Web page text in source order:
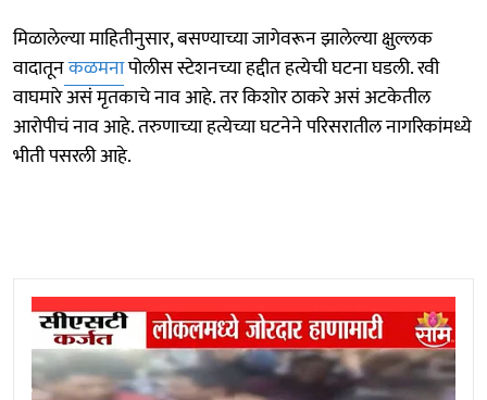
मिळालेल्या माहितीनुसार, बसण्याच्या जागेवरून झालेल्या क्षुल्लक
वादातूनकळमनापोलीस स्टेशनच्या हद्दीत हत्येची घटना घडली. रवी
वाघमारे असं मृतकाचे नाव आहे. तर किशोर ठाकरे असं अटकेतील
आरोपीचं नाव आहे. तरुणाच्या हत्येच्या घटनेने परिसरातील नागरिकांमध्ये
भीती पसरली आहे.